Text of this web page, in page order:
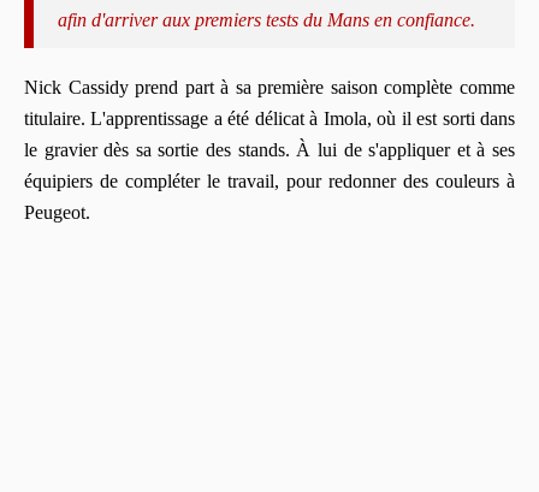
afin d'arriver aux premiers tests du Mans en confiance.
Nick Cassidy prend part à sa première saison complète comme
titulaire. L'apprentissage a été délicat à Imola, où il est sorti dans
le gravier dès sa sortie des stands. À lui de s'appliquer et à ses
équipiers de compléter le travail, pour redonner des couleurs à
Peugeot.